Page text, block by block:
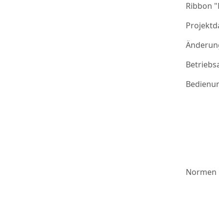
Ribbon
Normen